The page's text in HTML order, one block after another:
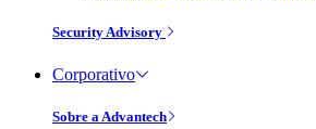
Security Advisory
Corporativo
Sobre a Advantech